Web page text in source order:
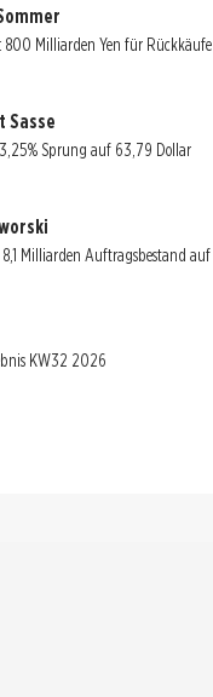
800 Milliarden Yen für Rückkäufe
Sasse
3,25% Sprung auf 63,79 Dollar
8,1 Milliarden Auftragsbestand auf
KW32 2026